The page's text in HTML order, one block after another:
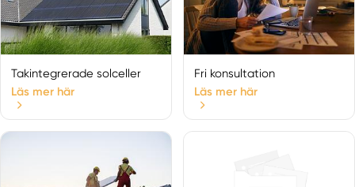
Takintegrerade solceller
Läs mer här
Fri konsultation
Läs mer här